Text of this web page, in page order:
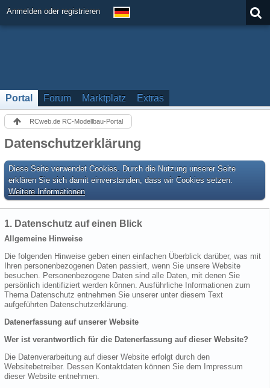
Anmelden oder registrieren
Portal Forum Marktplatz Extras
RCweb.de RC-Modellbau-Portal
Datenschutzerklärung
Diese Seite verwendet Cookies. Durch die Nutzung unserer Seite
erklären Sie sich damit einverstanden, dass wir Cookies setzen.
Weitere Informationen
1. Datenschutz auf einen Blick
Allgemeine Hinweise
Die folgenden Hinweise geben einen einfachen Überblick darüber, was mit
Ihren personenbezogenen Daten passiert, wenn Sie unsere Website
besuchen. Personenbezogene Daten sind alle Daten, mit denen Sie
persönlich identifiziert werden können. Ausführliche Informationen zum
Thema Datenschutz entnehmen Sie unserer unter diesem Text
aufgeführten Datenschutzerklärung.
Datenerfassung auf unserer Website
Wer ist verantwortlich für die Datenerfassung auf dieser Website?
Die Datenverarbeitung auf dieser Website erfolgt durch den
Websitebetreiber. Dessen Kontaktdaten können Sie dem Impressum
dieser Website entnehmen.